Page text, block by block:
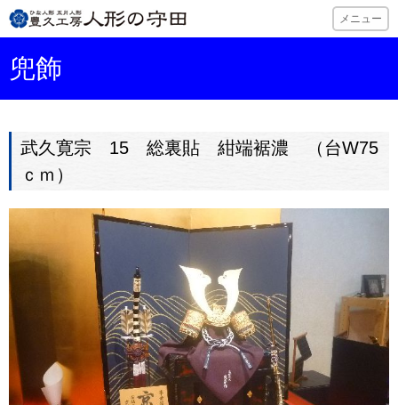
ひな人形・五
メニュー
兜飾
武久寛宗 15 総裏貼 紺端裾濃 （台W75
ｃｍ）